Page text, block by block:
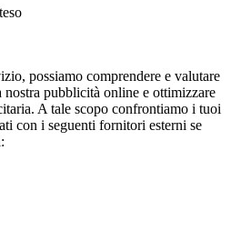
possiamo comprendere e valutare
nostra pubblicità online e ottimizzare
A tale scopo confrontiamo i tuoi
con i seguenti fornitori esterni se